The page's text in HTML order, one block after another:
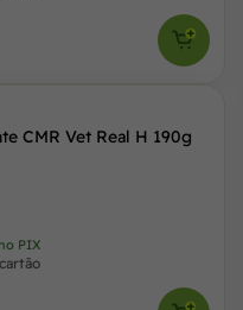
CMR Vet Real H 190g
PIX